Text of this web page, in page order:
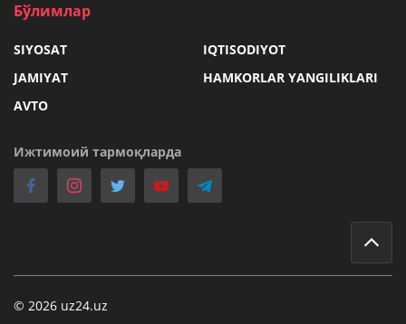
Бўлимлар
SIYOSAT
IQTISODIYOT
JAMIYAT
HAMKORLAR YANGILIKLARI
AVTO
Ижтимоий тармоқларда
© 2026 uz24.uz